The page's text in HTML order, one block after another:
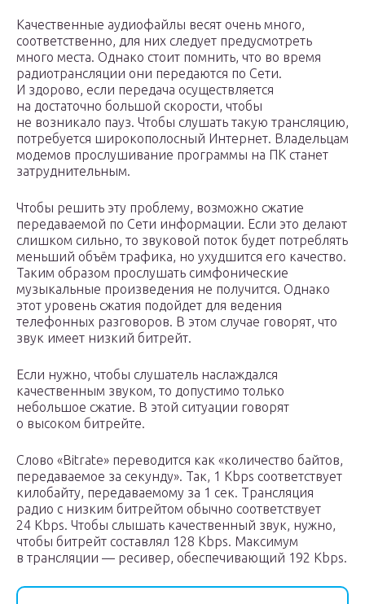
Качественные аудиофайлы весят очень много,
соответственно, для них следует предусмотреть
много места. Однако стоит помнить, что во время
радиотрансляции они передаются по Сети.
И здорово, если передача осуществляется
на достаточно большой скорости, чтобы
не возникало пауз. Чтобы слушать такую трансляцию,
потребуется широкополосный Интернет. Владельцам
модемов прослушивание программы на ПК станет
затруднительным.
Чтобы решить эту проблему, возможно сжатие
передаваемой по Сети информации. Если это делают
слишком сильно, то звуковой поток будет потреблять
меньший объём трафика, но ухудшится его качество.
Таким образом прослушать симфонические
музыкальные произведения не получится. Однако
этот уровень сжатия подойдет для ведения
телефонных разговоров. В этом случае говорят, что
звук имеет низкий битрейт.
Если нужно, чтобы слушатель наслаждался
качественным звуком, то допустимо только
небольшое сжатие. В этой ситуации говорят
о высоком битрейте.
Слово «Bitrate» переводится как «количество байтов,
передаваемое за секунду». Так, 1 Kbps соответствует
килобайту, передаваемому за 1 сек. Трансляция
радио с низким битрейтом обычно соответствует
24 Kbps. Чтобы слышать качественный звук, нужно,
чтобы битрейт составлял 128 Kbps. Максимум
в трансляции — ресивер, обеспечивающий 192 Kbps.